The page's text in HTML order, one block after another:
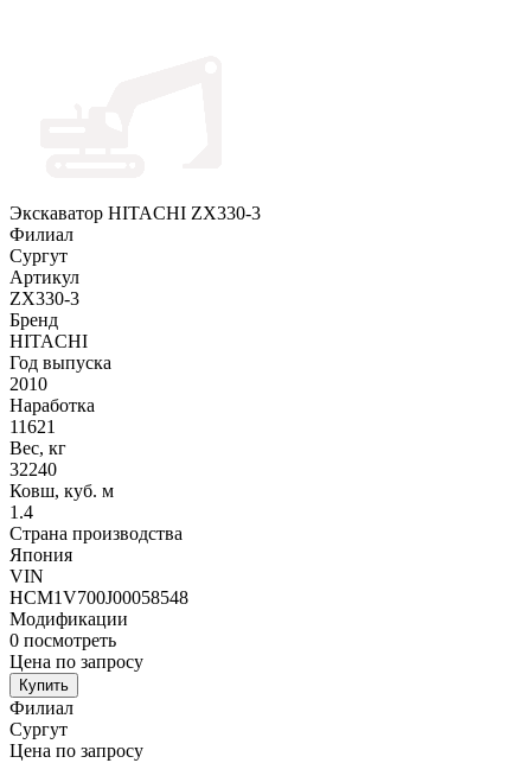
Экскаватор HITACHI ZX330-3
Филиал
Сургут
Артикул
ZX330-3
Бренд
HITACHI
Год выпуска
2010
Наработка
11621
Вес, кг
32240
Ковш, куб. м
1.4
Страна производства
Япония
VIN
HCM1V700J00058548
Модификации
0 посмотреть
Цена по запросу
Купить
Филиал
Сургут
Цена по запросу